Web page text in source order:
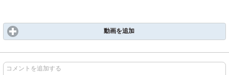
動画を追加
コメントを追加する